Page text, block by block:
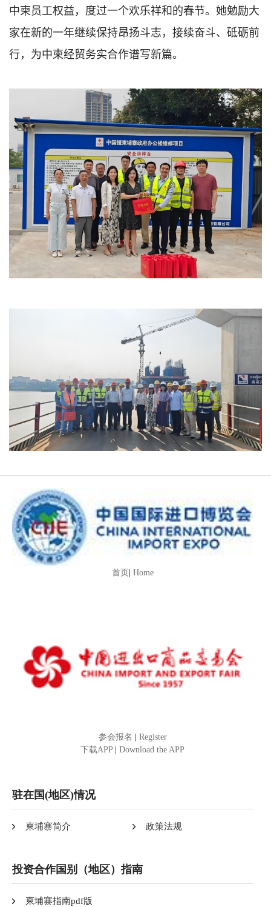
中柬员工权益，度过一个欢乐祥和的春节。她勉励大
家在新的一年继续保持昂扬斗志，接续奋斗、砥砺前
行，为中柬经贸务实合作谱写新篇。
首页 Home
参会报名
Register
下载APP
Download the APP
驻在国(地区)情况
柬埔寨简介 政策法规
投资合作国别（地区）指南
柬埔寨指南pdf版